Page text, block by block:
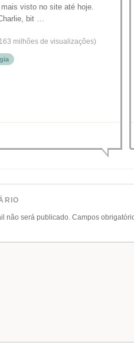
visto no site até hoje.
bit …
milhões de visualizações)
não será publicado. Campos